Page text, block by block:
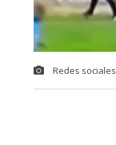
Redes sociales